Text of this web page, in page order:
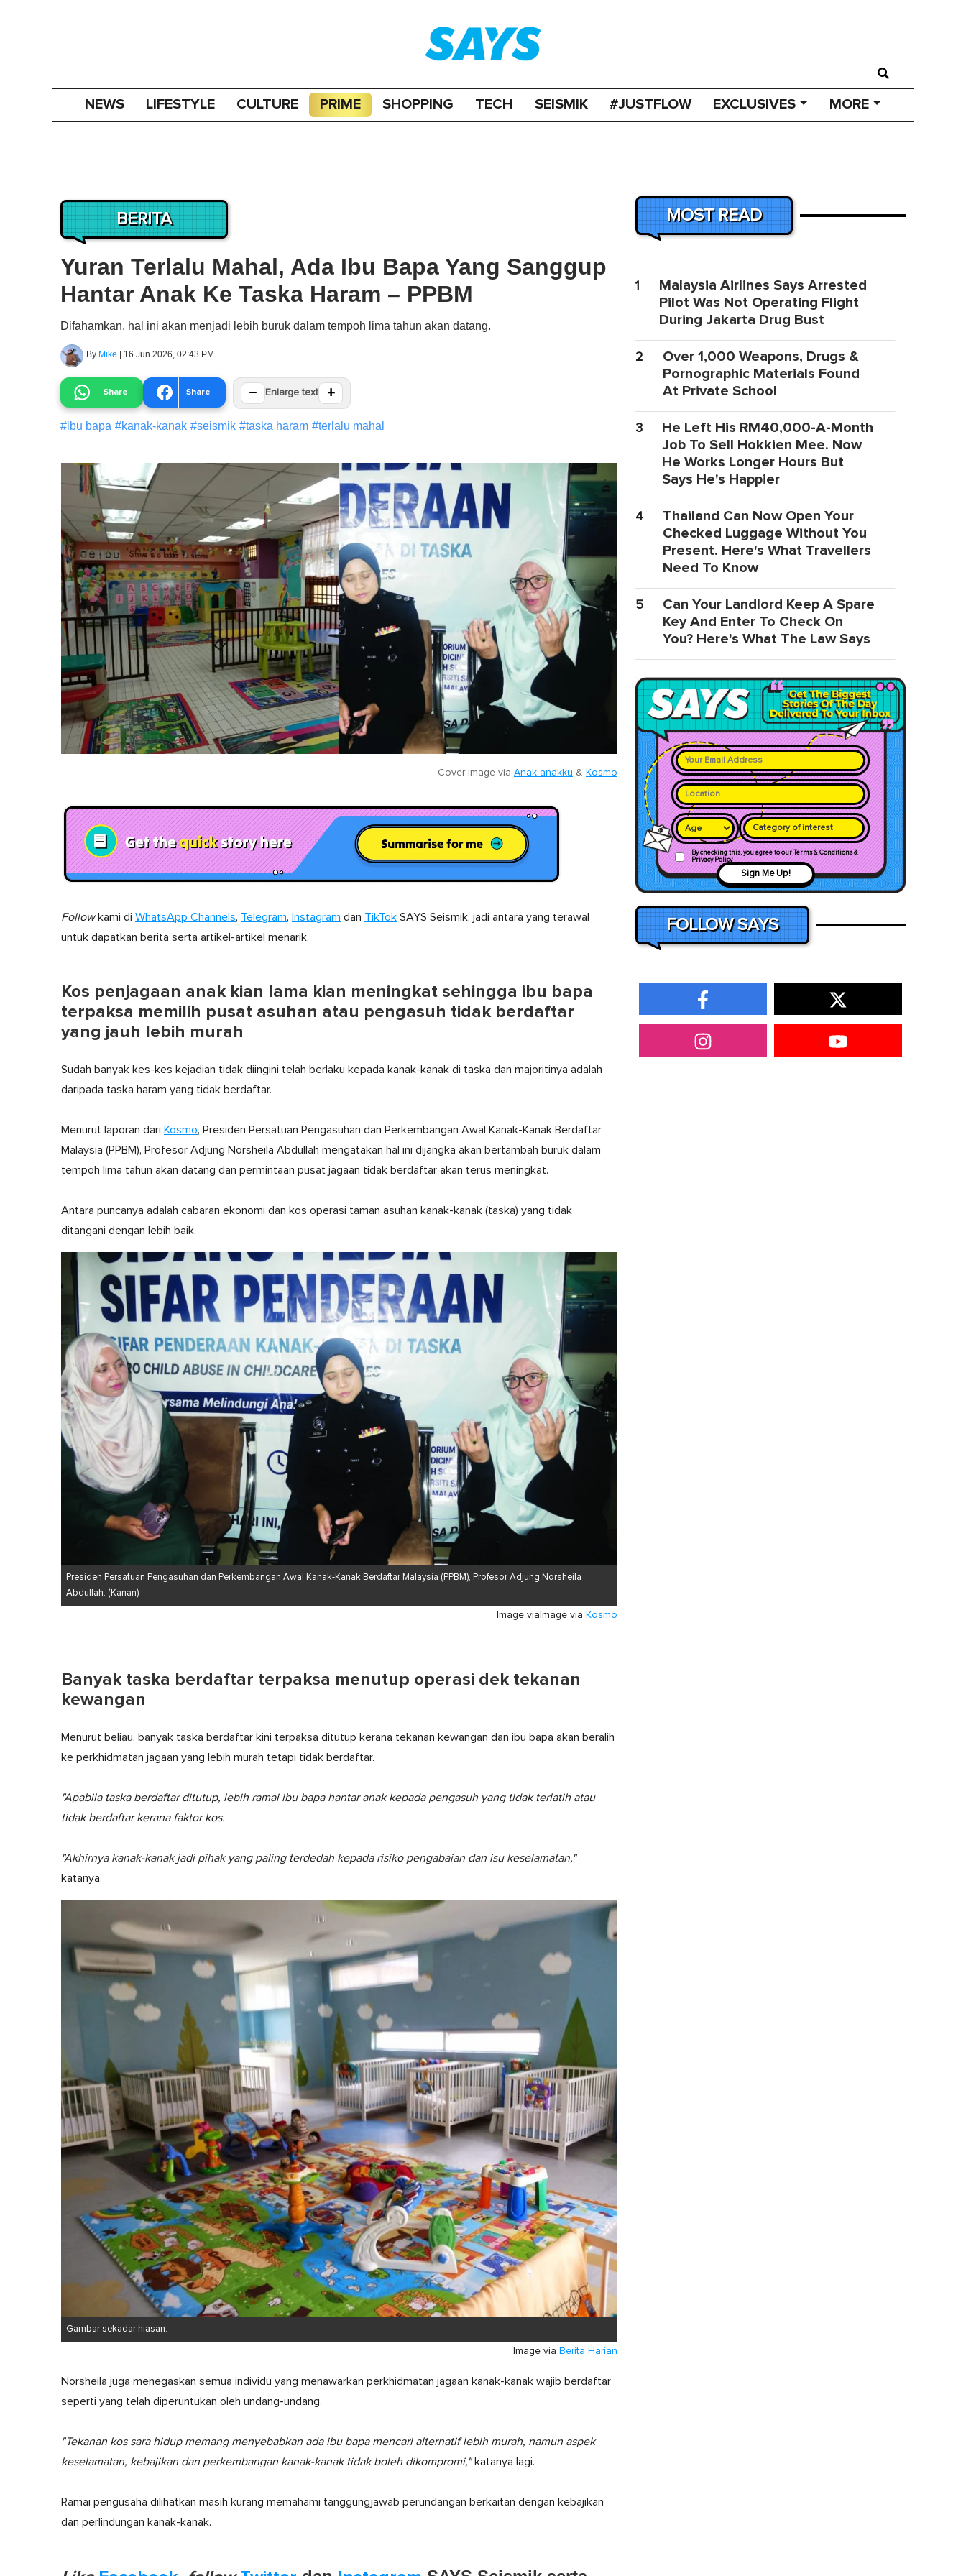
NEWS LIFESTYLE CULTURE PRIME SHOPPING TECH SEISMIK #JUSTFLOW EXCLUSIVES MORE
BERITA
Yuran Terlalu Mahal, Ada Ibu Bapa Yang Sanggup
Hantar Anak Ke Taska Haram – PPBM
Difahamkan, hal ini akan menjadi lebih buruk dalam tempoh lima tahun akan datang.
By Mike | 16 Jun 2026, 02:43 PM
Share Share − Enlarge text +
#ibu bapa #kanak-kanak #seismik #taska haram #terlalu mahal
Cover image via Anak-anakku & Kosmo
Followkami di WhatsApp Channels, Telegram, Instagram dan TikTok SAYS Seismik, jadi antara yang terawal
untuk dapatkan berita serta artikel-artikel menarik.
Kos penjagaan anak kian lama kian meningkat sehingga ibu bapa
terpaksa memilih pusat asuhan atau pengasuh tidak berdaftar
yang jauh lebih murah
Sudah banyak kes-kes kejadian tidak diingini telah berlaku kepada kanak-kanak di taska dan majoritinya adalah
daripada taska haram yang tidak berdaftar.
Menurut laporan dari Kosmo, Presiden Persatuan Pengasuhan dan Perkembangan Awal Kanak-Kanak Berdaftar
Malaysia (PPBM), Profesor Adjung Norsheila Abdullah mengatakan hal ini dijangka akan bertambah buruk dalam
tempoh lima tahun akan datang dan permintaan pusat jagaan tidak berdaftar akan terus meningkat.
Antara puncanya adalah cabaran ekonomi dan kos operasi taman asuhan kanak-kanak (taska) yang tidak
ditangani dengan lebih baik.
Presiden Persatuan Pengasuhan dan Perkembangan Awal Kanak-Kanak Berdaftar Malaysia (PPBM), Profesor Adjung Norsheila
Abdullah. (Kanan)
Image via Kosmo
Image via
Banyak taska berdaftar terpaksa menutup operasi dek tekanan
kewangan
Menurut beliau, banyak taska berdaftar kini terpaksa ditutup kerana tekanan kewangan dan ibu bapa akan beralih
ke perkhidmatan jagaan yang lebih murah tetapi tidak berdaftar.
"Apabila taska berdaftar ditutup, lebih ramai ibu bapa hantar anak kepada pengasuh yang tidak terlatih atau
tidak berdaftar kerana faktor kos.
"Akhirnya kanak-kanak jadi pihak yang paling terdedah kepada risiko pengabaian dan isu keselamatan,"
katanya.
Gambar sekadar hiasan.
Image via Berita Harian
Norsheila juga menegaskan semua individu yang menawarkan perkhidmatan jagaan kanak-kanak wajib berdaftar
seperti yang telah diperuntukan oleh undang-undang.
"Tekanan kos sara hidup memang menyebabkan ada ibu bapa mencari alternatif lebih murah, namun aspek
keselamatan, kebajikan dan perkembangan kanak-kanak tidak boleh dikompromi,"katanya lagi.
Ramai pengusaha dilihatkan masih kurang memahami tanggungjawab perundangan berkaitan dengan kebajikan
dan perlindungan kanak-kanak.
MOST READ
1
Malaysia Airlines Says Arrested
Pilot Was Not Operating Flight
During Jakarta Drug Bust
2
Over 1,000 Weapons, Drugs &
Pornographic Materials Found
At Private School
3
He Left His RM40,000-A-Month
Job To Sell Hokkien Mee. Now
He Works Longer Hours But
Says He's Happier
4
Thailand Can Now Open Your
Checked Luggage Without You
Present. Here's What Travellers
Need To Know
5
Can Your Landlord Keep A Spare
Key And Enter To Check On
You? Here's What The Law Says
Category of interest
By checking this, you agree to our Terms & Conditions &
Privacy Policy
Sign Me Up!
FOLLOW SAYS